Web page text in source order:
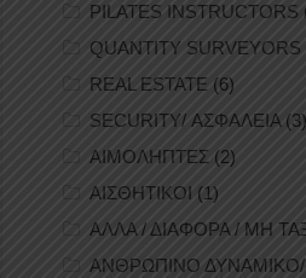
PILATES INSTRUCTORS
QUANTITY SURVEYORS
REAL ESTATE (6)
SECURITY/ ΑΣΦΑΛΕΙΑ (3)
ΑΙΜΟΛΗΠΤΕΣ (2)
ΑΙΣΘΗΤΙΚΟΙ (1)
ΑΛΛΑ / ΔΙΑΦΟΡΑ / ΜΗ
ΑΝΘΡΩΠΙΝΟ ΔΥΝΑΜΙΚΟ/